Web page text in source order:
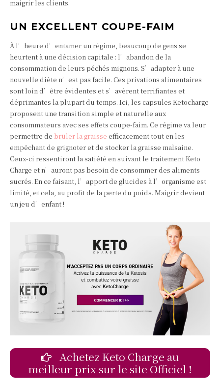
maigrir les clients.
UN EXCELLENT COUPE-FAIM
À l’heure d’entamer un régime, beaucoup de gens se
heurtent à une décision capitale : l’abandon de la
consommation de leurs péchés mignons. S’adapter à une
nouvelle diète n’est pas facile. Ces privations alimentaires
sont loin d’être évidentes et s’avèrent terrifiantes et
déprimantes la plupart du temps. Ici, les capsules Ketocharge
proposent une transition simple et naturelle aux
consommateurs avec ses effets coupe-faim. Ce régime va leur
permettre de brûler la graisse efficacement tout en les
empêchant de grignoter et de stocker la graisse malsaine.
Ceux-ci ressentiront la satiété en suivant le traitement Keto
Charge et n’auront pas besoin de consommer des aliments
sucrés. En ce faisant, l’apport de glucides à l’organisme est
limité, et cela, au profit de la perte du poids. Maigrir devient
un jeu d’enfant !
Achetez Keto Charge au
meilleur prix sur le site Officiel !